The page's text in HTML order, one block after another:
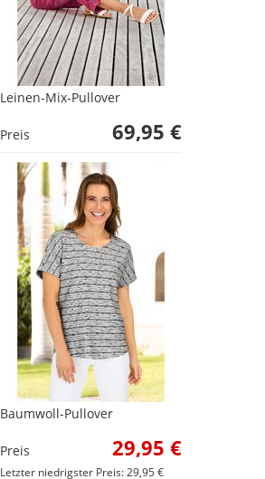
Leinen-Mix-Pullover
Preis 69,95 €
Baumwoll-Pullover
Preis 29,95 €
Letzter niedrigster Preis: 29,95 €